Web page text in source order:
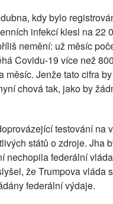
kdy bylo
infekcí klesl na 22
nemění: už měsíc
Covidu-19 více než
měsíc. Jenže tato cifra
chová tak, jako by
testování na
států o zdroje. Jha
nechopila federální
že Trumpova vláda
federální výdaje.